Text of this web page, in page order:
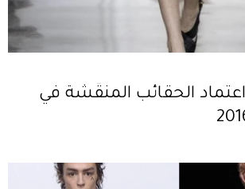
الحقائب المنقّشة في